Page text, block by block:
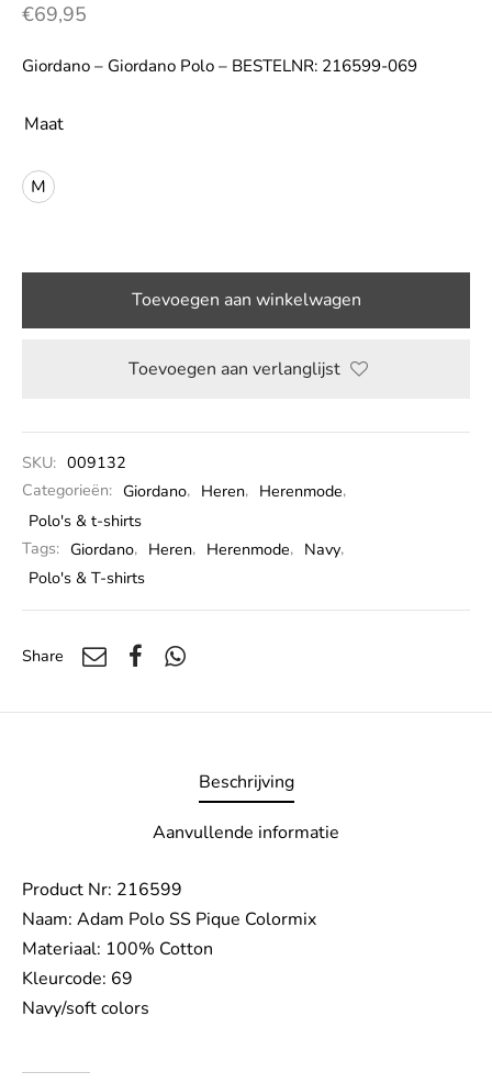
€69,95
Giordano – Giordano Polo – BESTELNR: 216599-069
Maat
M
Toevoegen aan winkelwagen
Toevoegen aan verlanglijst
SKU: 009132
Categorieën: Giordano, Heren, Herenmode,
Polo's & t-shirts
Tags: Giordano, Heren, Herenmode, Navy,
Polo's & T-shirts
Share
Beschrijving
Aanvullende informatie
Product Nr: 216599
Naam: Adam Polo SS Pique Colormix
Materiaal: 100% Cotton
Kleurcode: 69
Navy/soft colors